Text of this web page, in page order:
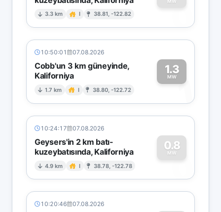
3.3 km I 38.81, -122.82
MW
0
10:50:01 07.08.2026
Cobb'un 3 km güneyinde,
Kaliforniya
1.7 km I 38.80, -122.72
1.3
MW1
10:24:17 07.08.2026
Geysers'in 2 km batı-
kuzeybatısında, Kaliforniya
4.9 km I 38.78, -122.78
0.8
MW
0
10:20:46 07.08.2026